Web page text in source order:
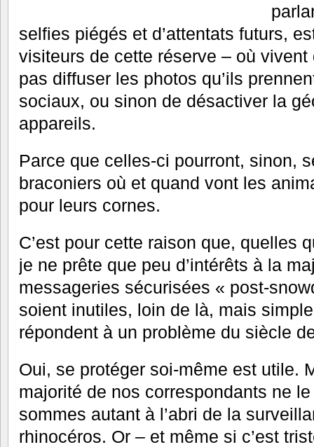
selfies piégés et d’attentats futurs,
visiteurs de cette réserve – où
pas diffuser les photos qu’ils
sociaux, ou sinon de désactiver la
appareils.
Parce que celles-ci pourront, sinon,
braconiers où et quand vont les
pour leurs cornes.
C’est pour cette raison que, quelles
je ne prête que peu d’intérêts à la
messageries sécurisées « post-
soient inutiles, loin de là, mais
répondent à un problème du siècle
Oui, se protéger soi-même est utile.
majorité de nos correspondants ne
sommes autant à l’abri de la
rhinocéros. Or – et même si c’est